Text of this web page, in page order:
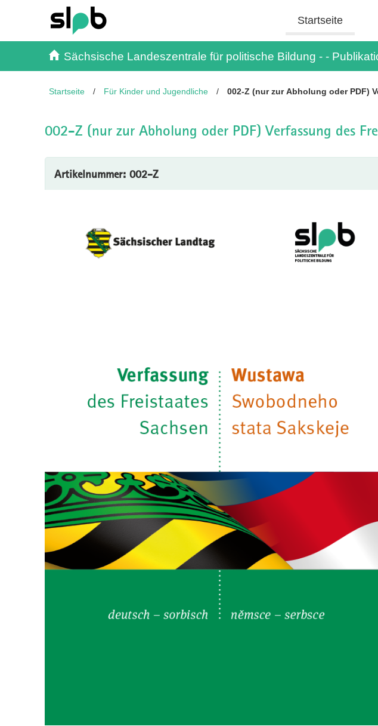
Inhalt
Kundenmenü
Suche
Servicemenü Startseite
Sächsische Landeszentrale für politische Bildung - -
Startseite / Für Kinder und Jugendliche / 002-Z (nur zur Abholung oder PDF)
002-Z (nur zur Abholung oder PDF) Verfassung des
Artikelnummer: 002-Z